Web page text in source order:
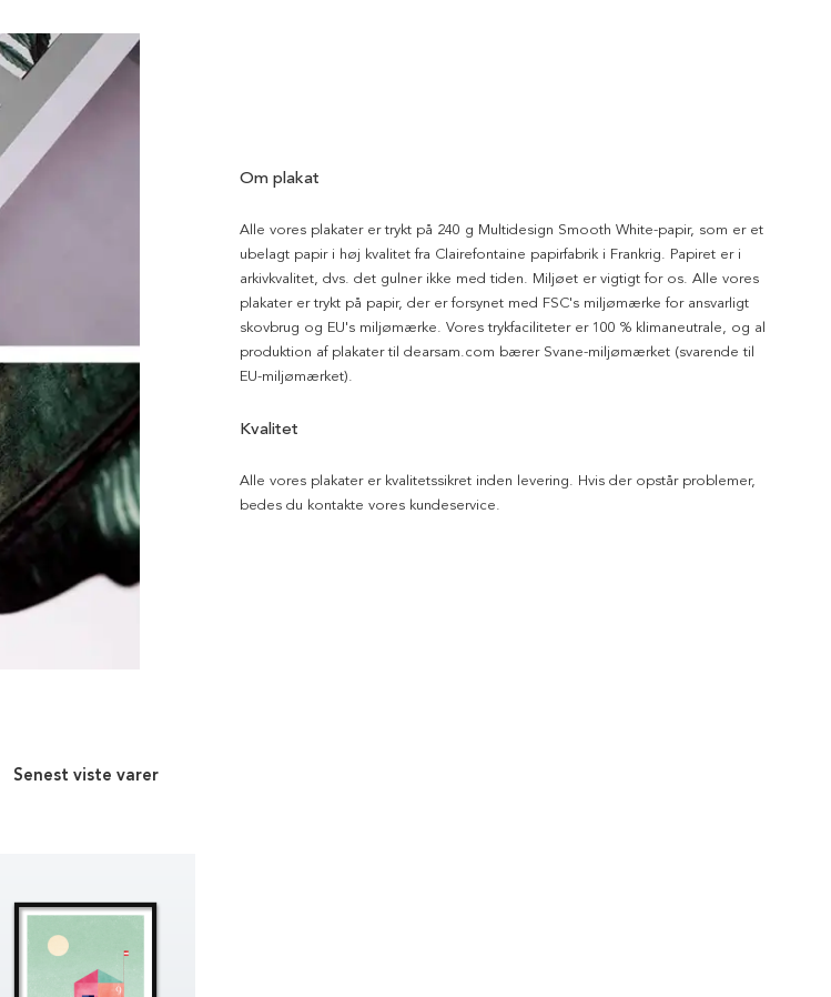
Om plakat
Alle vores plakater er trykt på 240 g Multidesign Smooth White-papir, som er et
ubelagt papir i høj kvalitet fra Clairefontaine papirfabrik i Frankrig. Papiret er i
arkivkvalitet, dvs. det gulner ikke med tiden. Miljøet er vigtigt for os. Alle vores
plakater er trykt på papir, der er forsynet med FSC's miljømærke for ansvarligt
skovbrug og EU's miljømærke. Vores trykfaciliteter er 100 % klimaneutrale, og al
produktion af plakater til dearsam.com bærer Svane-miljømærket (svarende til
EU-miljømærket).
Kvalitet
Alle vores plakater er kvalitetssikret inden levering. Hvis der opstår problemer,
bedes du kontakte vores kundeservice.
Senest viste varer